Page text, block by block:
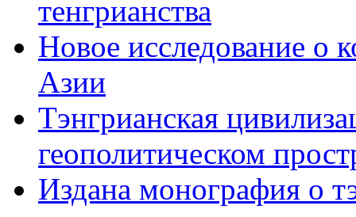
тенгрианства
Новое исследование о
Азии
Тэнгрианская
геополитическом
Издана монография о